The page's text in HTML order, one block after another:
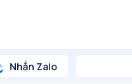
Nhắn Zalo